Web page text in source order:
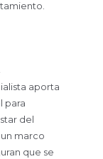
aporta
para
del
marco
que se